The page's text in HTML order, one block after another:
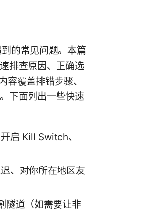
的常见问题。本篇
排查原因、正确选
覆盖排错步骤、
下面列出一些快速
启 Kill Switch、
、对你所在地区友
隧道（如需要让非